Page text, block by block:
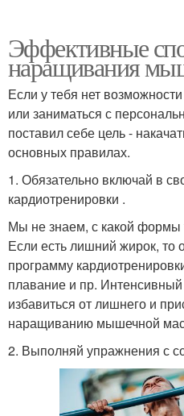
Эффективные
наращивания
Если у тебя нет
или заниматься с
поставил себе цель -
основных правилах.
1. Обязательно включай в
кардиотренировки .
Мы не знаем, с какой формы
Если есть лишний жирок, то
программу
плавание и пр.
избавиться от лишнего и
наращиванию мышечной
2. Выполняй упражнения с